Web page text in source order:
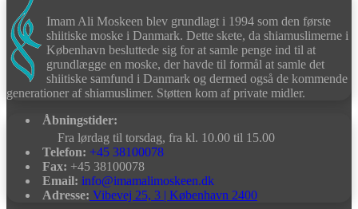
Imam Ali Moskeen blev grundlagt i 1994 som den første
shiitiske moske i Danmark. Dette skete, da shiamuslimerne i
København besluttede sig for at samle penge ind til at
grundlægge en moske, der havde til formål at samle det
shiitiske samfund i Danmark og dermed også de kommende
generationer af shiamuslimer. Støtten kom af private midler.
Åbningstider:
Fra lørdag til torsdag, fra kl. 10.00 til 15.00
Telefon: +45 38100078
Fax: +45 38100078
Email: info@imamalimoskeen.dk
Adresse: Vibevej 25, 3 | København 2400